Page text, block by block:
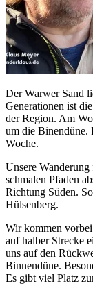
Der Warwer Sand
Generationen ist
der Region. Am
um die Binendüne.
Woche.
Unsere
schmalen Pfaden
Richtung Süden.
Hülsenberg.
Wir kommen
auf halber Strecke
uns auf den
Binnendüne.
Es gibt viel Platz